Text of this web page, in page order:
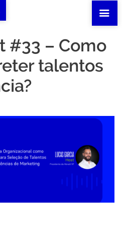
#33 – Como
talentos